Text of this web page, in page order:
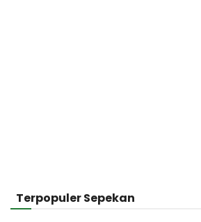
Terpopuler Sepekan